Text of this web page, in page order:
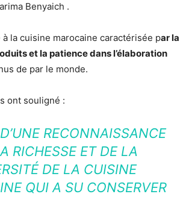
Benyaich .
à la cuisine marocaine caractérisée par la
et la patience dans l’élaboration
de par le monde.
ont souligné :
D’UNE RECONNAISSANCE
RICHESSE ET DE LA
DE LA CUISINE
QUI A SU CONSERVER